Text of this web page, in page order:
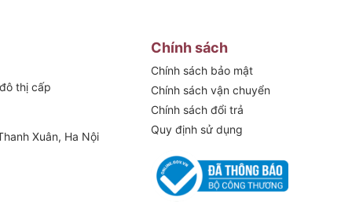
toàn tuyệt đối cho sức khỏe.
thị cấp
Xuân, Ha Nội
Chính sách
Chính sách bảo mật
Chính sách vận chuyển
Chính sách đổi trả
Quy định sử dụng